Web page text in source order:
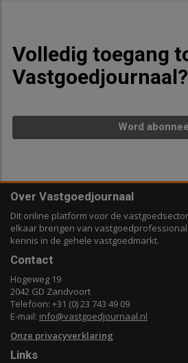
Volledig toegang
Vastgoedjournaal?
Word abonnee
Over Vastgoedjournaal
Dit online platform voor de
elkaar brengen van
kennis in de gehele vastgoedmarkt.
Contact
Hogeweg 19
2042 GD Zandvoort
Telefoon: +31 (0) 23 743 49 09
E-mail: info@vastgoedjournaal.nl
Onze privacyverklaring
Links